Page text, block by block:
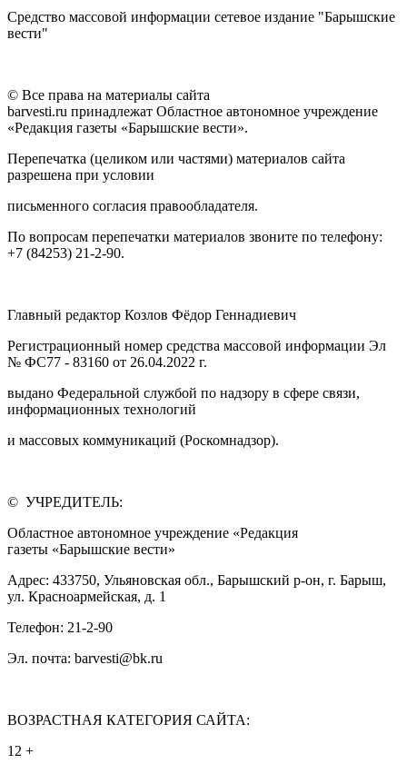
Средство массовой информации сетевое издание "Барышские
вести"
© Все права на материалы сайта
barvesti.ru принадлежат Областное автономное учреждение
«Редакция газеты «Барышские вести».
Перепечатка (целиком или частями) материалов сайта
разрешена при условии
письменного согласия правообладателя.
По вопросам перепечатки материалов звоните по телефону:
+7 (84253) 21-2-90.
Главный редактор Козлов Фёдор Геннадиевич
Регистрационный номер средства массовой информации Эл
№ ФС77 - 83160 от 26.04.2022 г.
выдано Федеральной службой по надзору в сфере связи,
информационных технологий
и массовых коммуникаций (Роскомнадзор).
© УЧРЕДИТЕЛЬ:
Областное автономное учреждение «Редакция
газеты «Барышские вести»
Адрес: 433750, Ульяновская обл., Барышский р-он, г. Барыш,
ул. Красноармейская, д. 1
Телефон: 21-2-90
Эл. почта: barvesti@bk.ru
ВОЗРАСТНАЯ КАТЕГОРИЯ САЙТА:
12 +